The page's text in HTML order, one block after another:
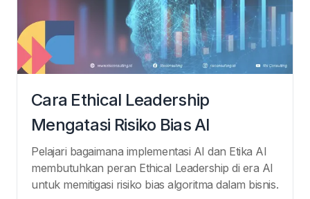
Cara Ethical Leadership
Mengatasi Risiko Bias AI
Pelajari bagaimana implementasi AI dan Etika AI
membutuhkan peran Ethical Leadership di era AI
untuk memitigasi risiko bias algoritma dalam bisnis.